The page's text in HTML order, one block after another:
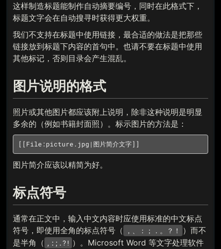
这样制造标题能制作自动摘要编号，同时在此格式下，
标题文字会在自动搜寻时获得更大权重。
我们不支持在标题中使用链接，最合适的做法是把那些
链接放到标题下内容的首句中。也请不要在标题中使用
其他标记，否则目录会产生混乱。
图片说明的格式
照片或其他图片都应该附上说明，除非这种说明是明显
多余的（例如书籍封面照）。标示图片的方法是：
[[File:picture.jpg|图片简介文字]]
图片简介应该以精简为好。
标点符号
通常在正文中，输入中文内容时应使用标准的中文标点
符号，即使用全角的标点符号（
，、：；．。？！
）而不
是半角（ ,:;.?! ）。Microsoft Word 等文字处理软件